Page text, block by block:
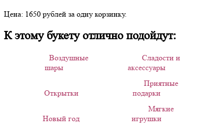
Цена: 1650 рублей за одну корзинку.
К этому букету отлично подойдут:
Воздушные
шары
Сладости и
аксессуары
Открытки
Приятные
подарки
Новый год
Мягкие
игрушки